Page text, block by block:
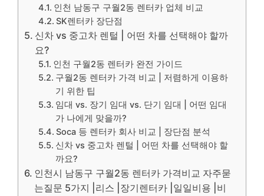
인천 남동구 구월2동 렌터카 업체 비교
SK렌터카 장단점
신차 vs 중고차 렌털 | 어떤 차를 선택해야 할까
요?
인천 구월2동 렌터카 완전 가이드
구월2동 렌터카 가격 비교 | 저렴하게 이용하
기 위한 팁
임대 vs. 장기 임대 vs. 단기 임대 | 어떤 임대
가 나에게 맞을까?
Soca 등 렌터카 회사 비교 | 장단점 분석
신차 vs 중고차 렌털 | 어떤 차를 선택해야 할
까요?
인천시 남동구 구월2동 렌터카 가격비교 자주묻
는질문 5가지 |리스 |장기렌터카 |일일비용 |비